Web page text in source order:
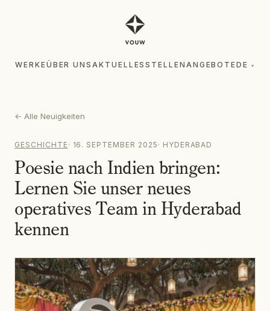
WERKEÜBER UNSAKTUELLESSTELLENANGEBOTEDE ▾
← Alle Neuigkeiten
GESCHICHTE· 16. SEPTEMBER 2025 · HYDERABAD
Poesie nach Indien bringen:
Lernen Sie unser neues
operatives Team in Hyderabad
kennen